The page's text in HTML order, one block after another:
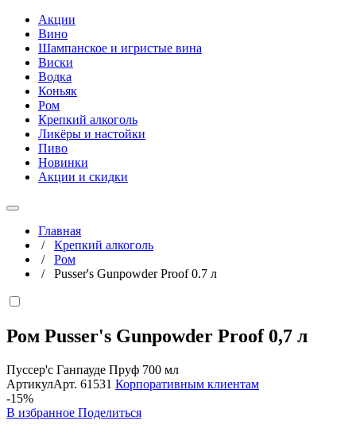
Акции
Вино
Шампанское и игристые вина
Виски
Водка
Коньяк
Ром
Крепкий алкоголь
Ликёры и настойки
Пиво
Новинки
Акции и скидки
Главная
/ Крепкий алкоголь
/ Ром
/ Pusser's Gunpowder Proof 0.7 л
Ром Pusser's Gunpowder Proof 0,7 л
Пуссер'с Ганпауде Пруф 700 мл
АртикулАрт. 61531 Корпоративным клиентам
-15%
В избранное Поделиться